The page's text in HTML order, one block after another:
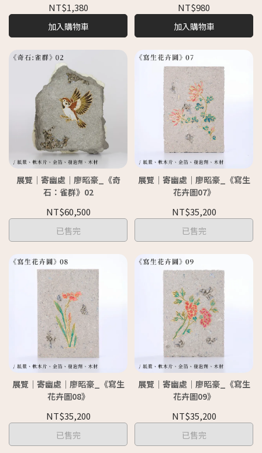
NT$1,380
加入購物車
NT$980
加入購物車
展覽｜寄幽處｜廖昭豪_《奇
石：雀群》02
NT$60,500
已售完
展覽｜寄幽處｜廖昭豪_《寫生
花卉圖07》
NT$35,200
已售完
展覽｜寄幽處｜廖昭豪_《寫生
花卉圖08》
NT$35,200
已售完
展覽｜寄幽處｜廖昭豪_《寫生
花卉圖09》
NT$35,200
已售完